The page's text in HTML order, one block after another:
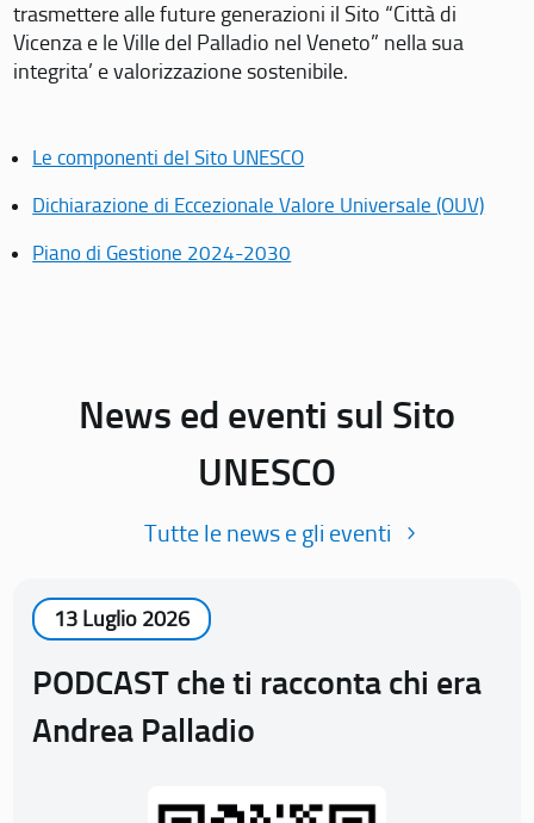
trasmettere alle future generazioni il Sito “Città di
Vicenza e le Ville del Palladio nel Veneto” nella sua
integrita’ e valorizzazione sostenibile.
Le componenti del Sito UNESCO
Dichiarazione di Eccezionale Valore Universale (OUV)
Piano di Gestione 2024-2030
News ed eventi sul Sito
UNESCO
Tutte le news e gli eventi
13 Luglio 2026
PODCAST che ti racconta chi era
Andrea Palladio